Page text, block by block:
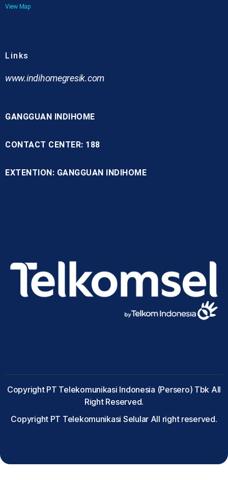
View Map
Links
www.indihomegresik.com
GANGGUAN INDIHOME
CONTACT CENTER: 188
EXTENTION: GANGGUAN INDIHOME
Copyright PT Telekomunikasi Indonesia (Persero) Tbk All
Right Reserved.
Copyright PT Telekomunikasi Selular All right reserved.